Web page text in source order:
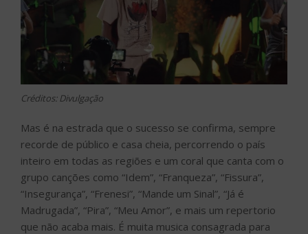
Créditos: Divulgação
Mas é na estrada que o sucesso se confirma, sempre
recorde de público e casa cheia, percorrendo o país
inteiro em todas as regiões e um coral que canta com o
grupo canções como “Idem”, “Franqueza”, “Fissura”,
“Insegurança”, “Frenesi”, “Mande um Sinal”, “Já é
Madrugada”, “Pira”, “Meu Amor”, e mais um repertorio
que não acaba mais. É muita musica consagrada para